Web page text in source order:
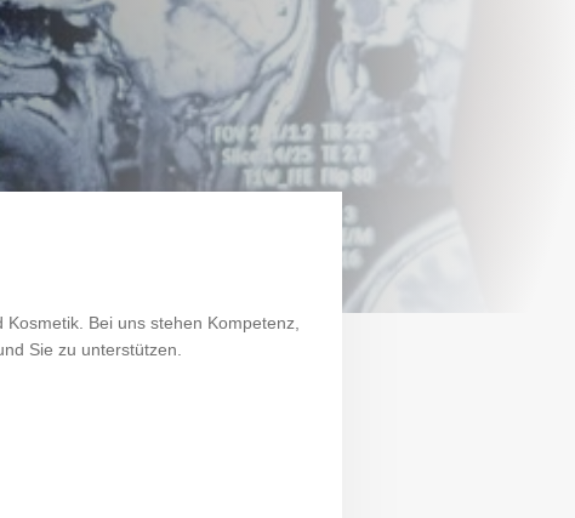
Bei uns stehen Kompetenz,
Sie zu unterstützen.